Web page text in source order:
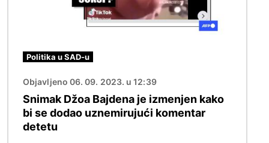
Politika u SAD-u
Objavljeno 06. 09. 2023. u 12:39
Snimak Džoa Bajdena je izmenjen kako
bi se dodao uznemirujući komentar
detetu